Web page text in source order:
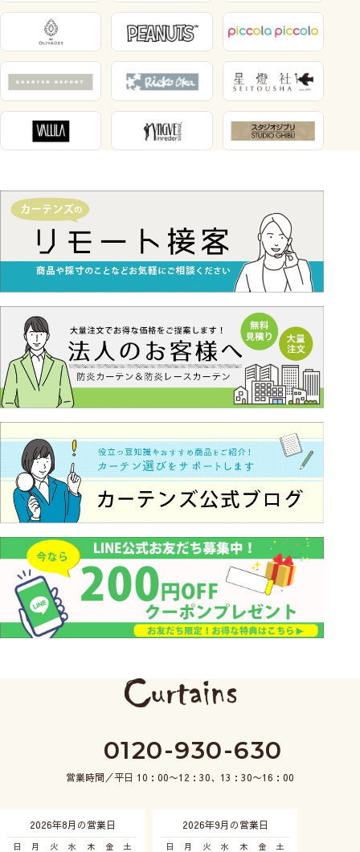
0120-930-630
営業時間／平日 10：00〜12：30、13：30〜16：00
2026年8月の営業日
日 月 火 水 木 金 土
2026年9月の営業日
日 月 火 水 木 金 土